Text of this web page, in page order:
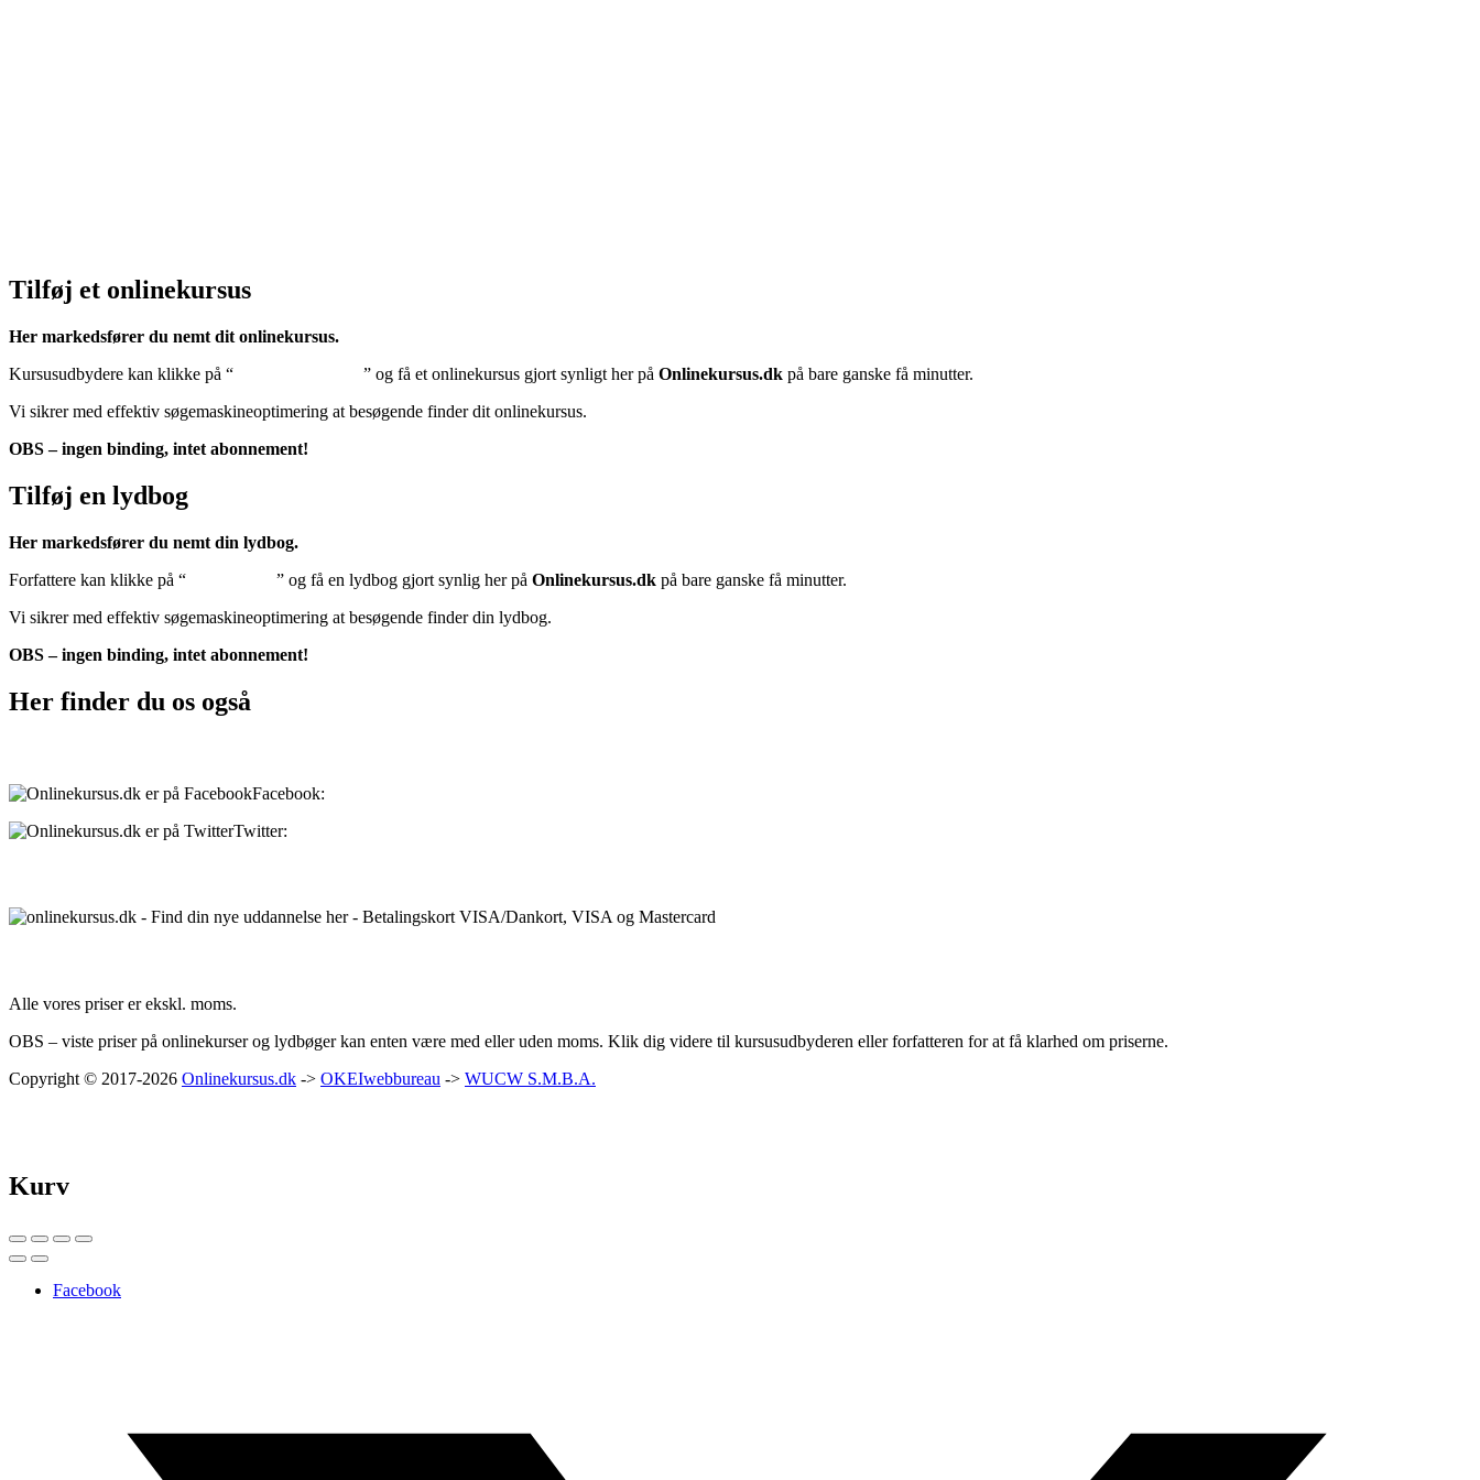
Tilføj et onlinekursus
Her markedsfører du nemt dit onlinekursus.
Kursusudbydere kan klikke på “
” og få et onlinekursus gjort synligt her på Onlinekursus.dk på bare ganske få minutter.
Vi sikrer med effektiv søgemaskineoptimering at besøgende finder dit onlinekursus.
OBS – ingen binding, intet abonnement!
Tilføj en lydbog
Her markedsfører du nemt din lydbog.
Forfattere kan klikke på “
” og få en lydbog gjort synlig her på Onlinekursus.dk på bare ganske få minutter.
Vi sikrer med effektiv søgemaskineoptimering at besøgende finder din lydbog.
OBS – ingen binding, intet abonnement!
Her finder du os også
Facebook:
Twitter:
Alle vores priser er ekskl. moms.
OBS – viste priser på onlinekurser og lydbøger kan enten være med eller uden moms. Klik dig videre til kursusudbyderen eller forfatteren for at få klarhed om priserne.
Copyright © 2017-2026 Onlinekursus.dk -> OKEIwebbureau -> WUCW S.M.B.A.
Kurv
Facebook